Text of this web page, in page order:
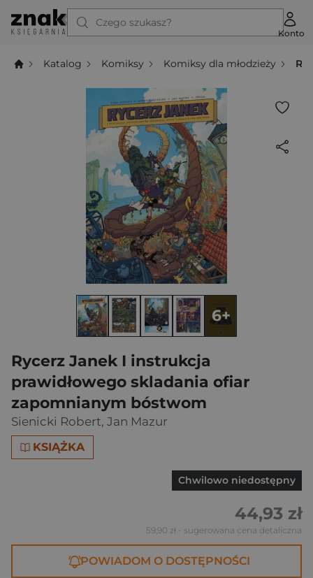
Czego szukasz?
Konto
Katalog Komiksy Komiksy dla młodzieży
Rycerz Janek I instrukcja
prawidłowego skladania ofiar
zapomnianym bóstwom
Sienicki Robert, Jan Mazur
KSIĄŻKA
6+
Chwilowo niedostępny
44,93 zł
59,90 zł - sugerowana cena detaliczna
POWIADOM O DOSTĘPNOŚCI